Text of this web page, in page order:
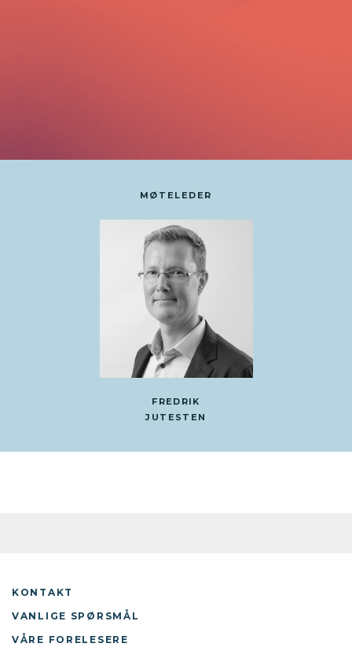
MØTELEDER
FREDRIK
JUTESTEN
KONTAKT
VANLIGE SPØRSMÅL
VÅRE FORELESERE